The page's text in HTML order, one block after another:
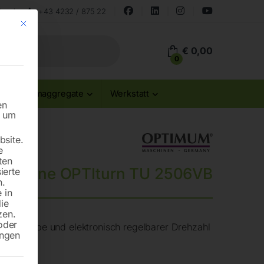
+43 4232 / 875 22
0
€ 0,00
Stromaggregate Werkstatt
OPTIturn TU 2506VB
und elektronisch regelbarer Drehzahl
Mit diesem Button wird der Dialog geschlossen. Seine Funktionalität ist
in